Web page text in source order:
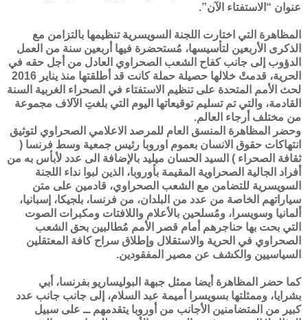
عنوان “الاستفتاء الآن”.
المظاهرة التي اختارت اللجنة السويسرية تنظيمها بالتزامن مع
الذكرى الأربعين لتأسيسها، مُستحضرة فيها أربعين سنة من العمل
الدؤوب إلى جانب كفاح الشعب الصحراوي العادل من أجل حقه في
الحرية، قدمتْ خلالها حصيلة حملة كانت قد أطلقتها منذ يناير 2016
لحث الأمم المتحدة على تنظيم الاستفتاء في الصحراء الغربية السنة
القادمة، والتي تم تسليم توقيعاتها اليوم التي بلغتِ الآلاف مجموعة
من مختلف أرجاء العالم.
وحضر المظاهرة المنسق العام للمرصد الاعلامي الصحراوي لتوثيق
انتهاكات حقوق الانسان بعموم اوروبا رئيس جمعية وسط فرنسا (
ثقافة الصحراء ) السيد الحسان ميليد بالإضافة الى عدد لأبأس به من
أفراد الجالية الصحراوية المقيمة بأوروبا، الذين لبوا نداء اللجنة
السويسرية للتضامن مع الشعب الصحراوي، قادمين على متن
سياراتهم الخاصة من عدد من البلدان، من فرنسا، بلجيكا، إسبانيا،
ألمانيا وسويسرا، ومُسلحين بالأعلام واللافتات ومكبرات الصوت
التي بحت بها حناجرهم أمام قصر الأمم مُطالبين بحق الشعب
الصحراوي في الحرية والاستقلال وإطلاق سراح كافة المعتقلين
السياسيين والكشف عن مصير المفقودين.
كما حضر المظاهرة أيضا ممثل جبهة البوليساريو بفرنسا، أبي
بشرايا، وممثلتها بسويسرا أميمة عبد السلام، إلى جانب جانب عدد
كبير من المتضامنين الأجانب من أوروبا يتقدمهم ــ على سبيل